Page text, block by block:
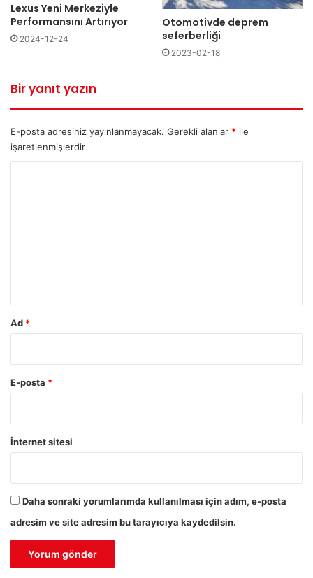
Lexus Yeni Merkeziyle
Performansını Artırıyor
2024-12-24
Otomotivde deprem
seferberliği
2023-02-18
Bir yanıt yazın
E-posta adresiniz yayınlanmayacak. Gerekli alanlar * ile
işaretlenmişlerdir
Ad *
E-posta *
İnternet sitesi
Daha sonraki yorumlarımda kullanılması için adım, e-posta
adresim ve site adresim bu tarayıcıya kaydedilsin.